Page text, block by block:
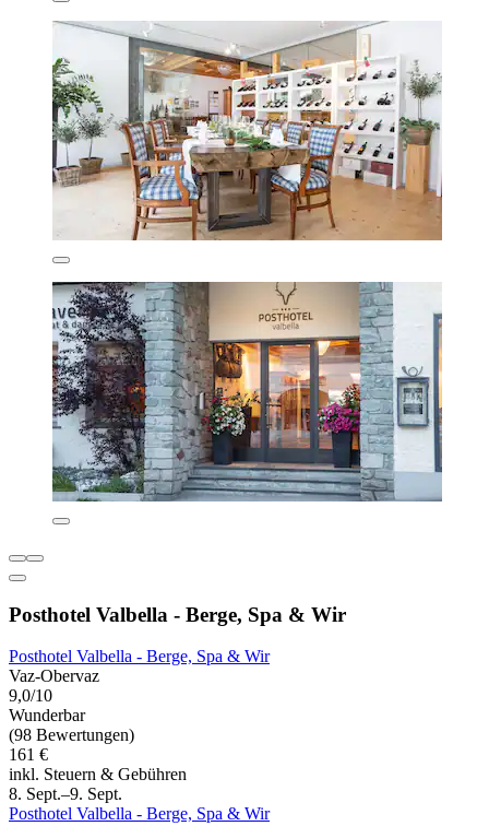
Posthotel Valbella - Berge, Spa & Wir
Posthotel Valbella - Berge, Spa & Wir
Vaz-Obervaz
9,0/10
Wunderbar
(98 Bewertungen)
161 €
inkl. Steuern & Gebühren
8. Sept.–9. Sept.
Posthotel Valbella - Berge, Spa & Wir